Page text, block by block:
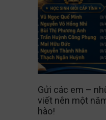
Gửi các em –
viết nên một
hào!